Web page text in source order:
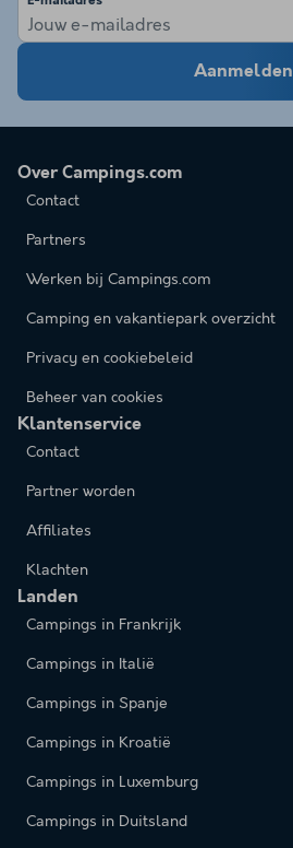
Aanmelden
Over Campings.com
Contact
Partners
Werken bij Campings.com
Camping en vakantiepark overzicht
Privacy en cookiebeleid
Beheer van cookies
Klantenservice
Contact
Partner worden
Affiliates
Klachten
Landen
Campings in Frankrijk
Campings in Italië
Campings in Spanje
Campings in Kroatië
Campings in Luxemburg
Campings in Duitsland